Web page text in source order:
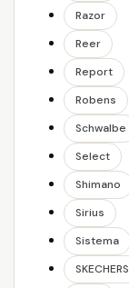
Razor
Reer
Report
Robens
Schwalbe
Select
Shimano
Sirius
Sistema
SKECHERS